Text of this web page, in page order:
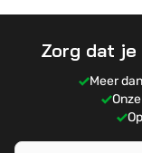
Zorg dat
Meer